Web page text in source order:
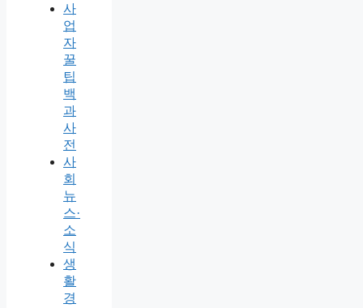
사
업
자
꿀
팁
백
과
사
전
사
회
뉴
스·
소
식
생
활
경